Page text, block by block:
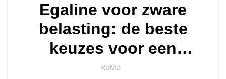
Egaline voor zware
belasting: de beste
keuzes voor een
ijzersterke vloer
RBMB